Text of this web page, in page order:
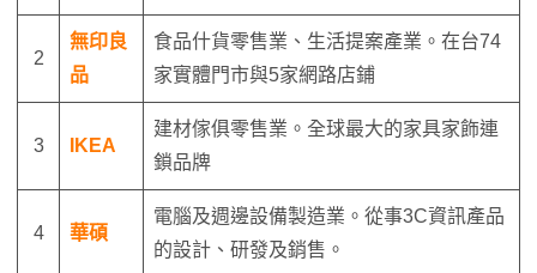
2
無印良
品
食品什貨零售業、生活提案產業。在台74
家實體門市與5家網路店鋪
3 IKEA
建材傢俱零售業。全球最大的家具家飾連
鎖品牌
4 華碩
電腦及週邊設備製造業。從事3C資訊產品
的設計、研發及銷售。